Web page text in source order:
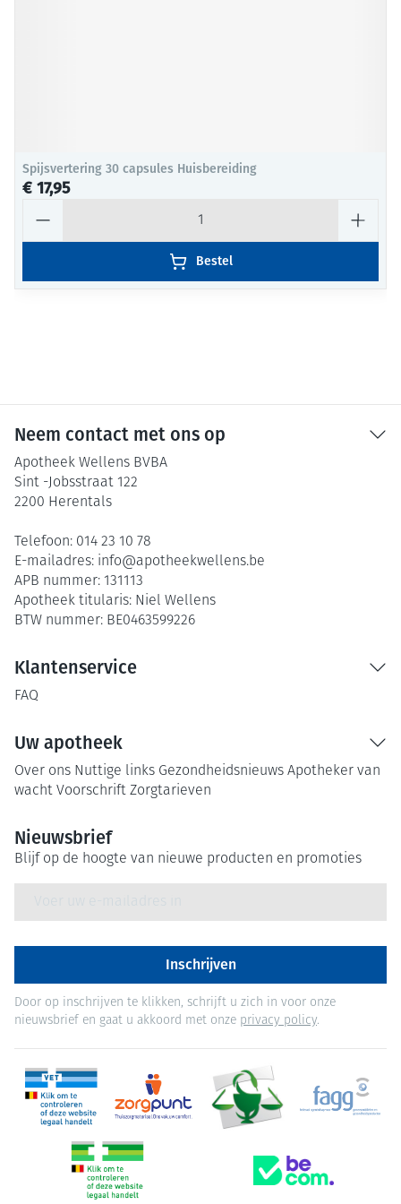
Spijsvertering 30 capsules Huisbereiding
€ 17,95
Bestel
Neem contact met ons op
Apotheek Wellens BVBA
Sint -Jobsstraat 122
2200 Herentals
Telefoon: 014 23 10 78
E-mailadres: info@apotheekwellens.be
APB nummer: 131113
Apotheek titularis: Niel Wellens
BTW nummer: BE0463599226
Klantenservice
FAQ
Uw apotheek
Over ons Nuttige links Gezondheidsnieuws Apotheker van
wacht Voorschrift Zorgtarieven
Nieuwsbrief
Blijf op de hoogte van nieuwe producten en promoties
Inschrijven
Door op inschrijven te klikken, schrijft u zich in voor onze
nieuwsbrief en gaat u akkoord met onze privacy policy.